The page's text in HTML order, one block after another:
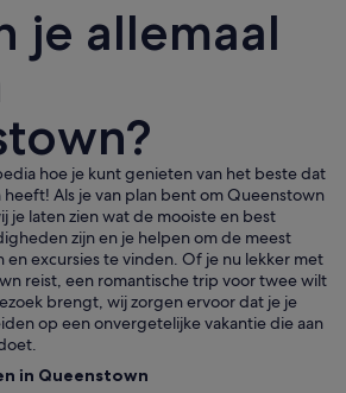
Een stad omgeven door bebossing
je allemaal
hoe je kunt genieten van het beste dat
Als je van plan bent om Queenstown
je laten zien wat de mooiste en best
zijn en je helpen om de meest
en excursies te vinden. Of je nu lekker met
reist, een romantische trip voor twee wilt
brengt, wij zorgen ervoor dat je je
op een onvergetelijke vakantie die aan
in Queenstown